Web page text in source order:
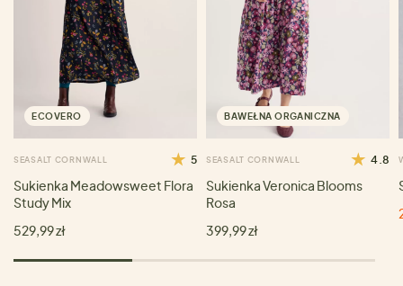
ECOVERO
SEASALT CORNWALL 5
Sukienka Meadowsweet Flora
Study Mix
529,99 zł
BAWEŁNA ORGANICZNA
SEASALT CORNWALL 4.8
Sukienka Veronica Blooms
Rosa
399,99 zł